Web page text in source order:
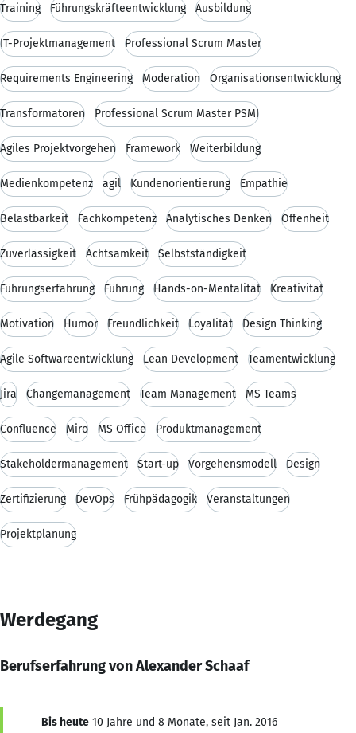
Training Führungskräfteentwicklung Ausbildung
IT-Projektmanagement Professional Scrum Master
Requirements Engineering Moderation Organisationsentwicklung
Transformatoren Professional Scrum Master PSMI
Agiles Projektvorgehen Framework Weiterbildung
Medienkompetenz agil Kundenorientierung Empathie
Belastbarkeit Fachkompetenz Analytisches Denken Offenheit
Zuverlässigkeit Achtsamkeit Selbstständigkeit
Führungserfahrung Führung Hands-on-Mentalität Kreativität
Motivation Humor Freundlichkeit Loyalität Design Thinking
Agile Softwareentwicklung Lean Development Teamentwicklung
Jira Changemanagement Team Management MS Teams
Confluence Miro MS Office Produktmanagement
Stakeholdermanagement Start-up Vorgehensmodell Design
Zertifizierung DevOps Frühpädagogik Veranstaltungen
Projektplanung
Werdegang
Berufserfahrung von Alexander Schaaf
Bis heute 10 Jahre und 8 Monate, seit Jan. 2016